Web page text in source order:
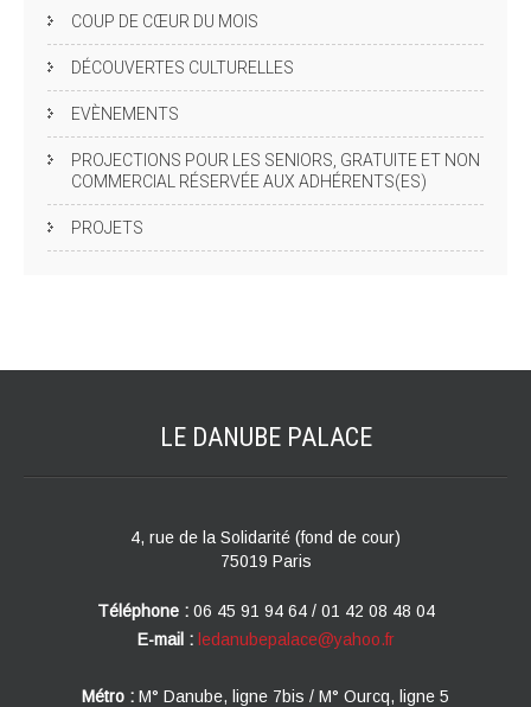
COUP DE CŒUR DU MOIS
DÉCOUVERTES CULTURELLES
EVÈNEMENTS
PROJECTIONS POUR LES SENIORS, GRATUITE ET NON
COMMERCIAL RÉSERVÉE AUX ADHÉRENTS(ES)
PROJETS
LE DANUBE PALACE
4, rue de la Solidarité (fond de cour)
75019 Paris
Téléphone : 06 45 91 94 64 / 01 42 08 48 04
E-mail : ledanubepalace@yahoo.fr
Métro : M° Danube, ligne 7bis / M° Ourcq, ligne 5